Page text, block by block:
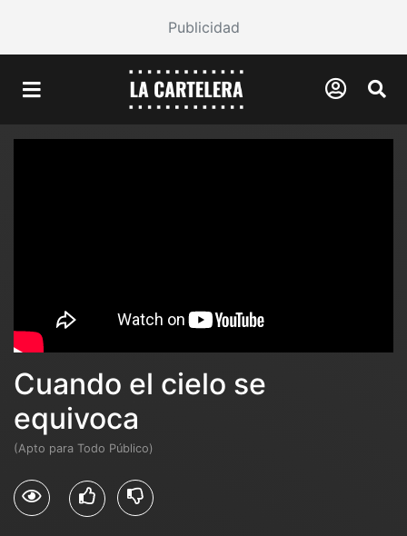
Publicidad
Cuando el cielo se
equivoca
(Apto para Todo Público)